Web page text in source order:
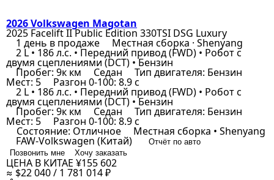
2026 Volkswagen Magotan
2025 Facelift II Public Edition 330TSI DSG Luxury
1 день в продаже Местная сборка · Shenyang
2 L • 186 л.с. • Передний привод (FWD) • Робот с
двумя сцеплениями (DCT) • Бензин
Пробег: 9к км Седан Тип двигателя: Бензин
Мест: 5 Разгон 0-100: 8.9 с
2 L • 186 л.с. • Передний привод (FWD) • Робот с
двумя сцеплениями (DCT) • Бензин
Пробег: 9к км Седан Тип двигателя: Бензин
Мест: 5 Разгон 0-100: 8.9 с
Состояние: Отличное Местная сборка • Shenyang
FAW-Volkswagen (Китай)
Отчёт по авто
Позвонить мне
Хочу заказать
ЦЕНА В КИТАЕ ¥155 602
≈ $22 040 / 1 781 014 ₽